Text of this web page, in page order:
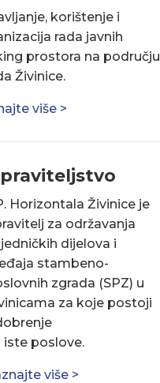
korištenje i
rada javnih
prostora na području
Živinice.
više >
Horizontala Živinice je
za održavanja
dijelova i
stambeno-
zgrada (SPZ) u
za koje postoji
iste poslove.
više >